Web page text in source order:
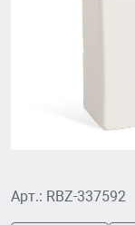
Арт.: RBZ-337592